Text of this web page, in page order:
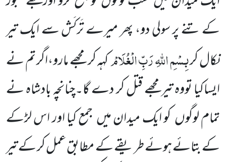
کے تنے پر سولی دو، پھر میرے تَرکَش سے ایک تیر
نکال کربِسْمِ اللّٰہِرَبِّ الْغُلَامْکہہ کر مجھے مارو،اگر تم نے
ایساکیا تووہ تیرمجھے قتل کر دے گا۔چنانچہ بادشاہ نے
تمام لوگوںکو ایک میدانمیںجمع کیا اور اس لڑکے
کے بتائے ہوئے طریقے کے مطابق عمل کر کے تیر